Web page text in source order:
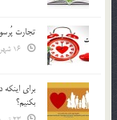
تجارت
براي
بكنيم؟